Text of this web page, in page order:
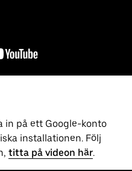
in på ett Google-konto
installationen. Följ
titta på videon här.